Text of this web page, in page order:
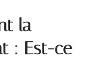
la
: Est-ce